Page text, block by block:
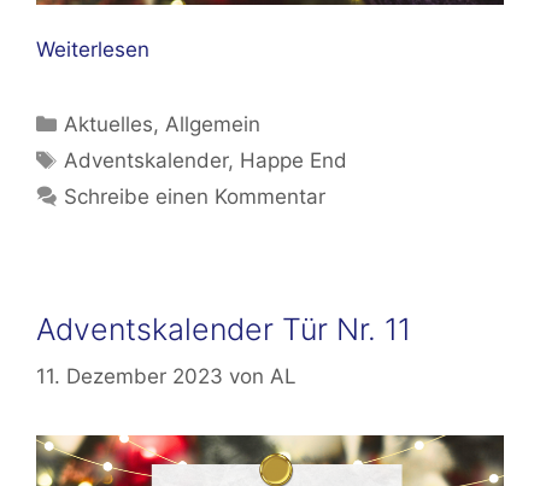
Weiterlesen
Kategorien
Aktuelles,Allgemein
Schlagwörter
Adventskalender, Happe End
Schreibe einen Kommentar
Adventskalender Tür Nr. 11
11. Dezember 2023 von AL